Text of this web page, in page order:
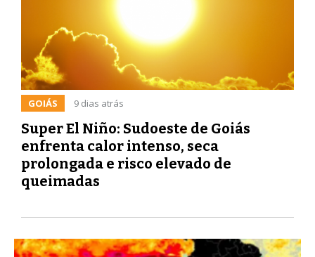
GOIÁS 9 dias atrás
Super El Niño: Sudoeste de Goiás
enfrenta calor intenso, seca
prolongada e risco elevado de
queimadas